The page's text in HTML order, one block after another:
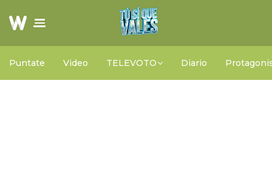
Puntate Video TELEVOTO Diario